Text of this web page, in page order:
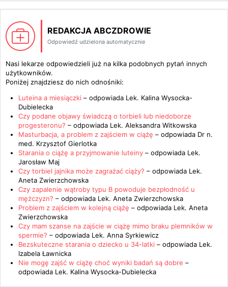
REDAKCJA ABCZDROWIE
Odpowiedź udzielona automatycznie
Nasi lekarze odpowiedzieli już na kilka podobnych pytań innych
użytkowników.
Poniżej znajdziesz do nich odnośniki:
Luteina a miesiączki – odpowiada Lek. Kalina Wysocka-
Dubielecka
Czy podane objawy świadczą o torbieli lub niedoborze
progesteronu? – odpowiada Lek. Aleksandra Witkowska
Masturbacja, a problem z zajściem w ciążę – odpowiada Dr n.
med. Krzysztof Gierlotka
Starania o ciążę a przyjmowanie luteiny – odpowiada Lek.
Jarosław Maj
Czy torbiel jajnika może zagrażać ciąży? – odpowiada Lek.
Aneta Zwierzchowska
Czy zapalenie wątroby typu B powoduje bezpłodność u
mężczyzn? – odpowiada Lek. Aneta Zwierzchowska
Problem z zajściem w kolejną ciążę – odpowiada Lek. Aneta
Zwierzchowska
Czy mam szanse na zajście w ciążę mimo braku plemników w
spermie? – odpowiada Lek. Anna Syrkiewicz
Bezskuteczne starania o dziecko u 34-latki – odpowiada Lek.
Izabela Ławnicka
Nie mogę zajść w ciążę choć wyniki badań są dobre –
odpowiada Lek. Kalina Wysocka-Dubielecka